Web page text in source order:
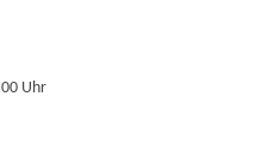
Uhr